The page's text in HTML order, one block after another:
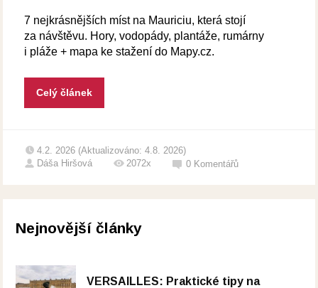
7 nejkrásnějších míst na Mauriciu, která stojí
za návštěvu. Hory, vodopády, plantáže, rumárny
i pláže + mapa ke stažení do Mapy.cz.
Celý článek
4.2. 2026 (Aktualizováno: 4.8. 2026)
Dáša Hiršová
2072x 0 Komentářů
Nejnovější články
VERSAILLES: Praktické tipy na